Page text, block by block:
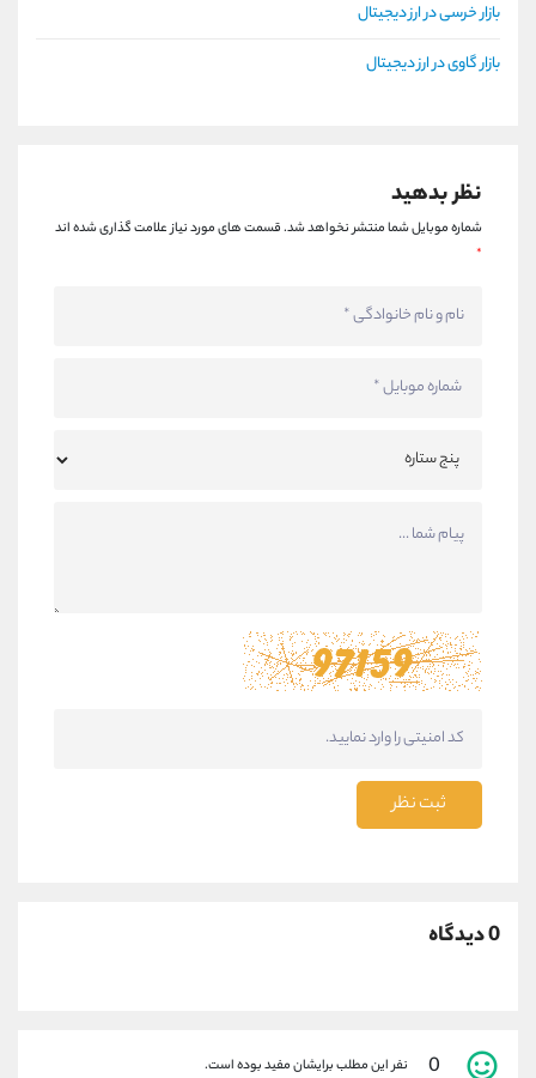
بازار خرسی در ارز دیجیتال
بازار گاوی در ارز دیجیتال
نظر بدهید
شماره موبایل شما منتشر نخواهد شد.قسمت های مورد نیاز علامت گذاری شده اند
*
ثبت نظر
0 دیدگاه
0 نفر این مطلب برایشان مفید بوده است.